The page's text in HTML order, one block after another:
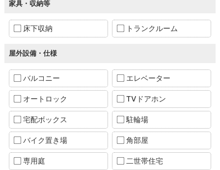
家具・収納等
床下収納 トランクルーム
屋外設備・仕様
バルコニー エレベーター
オートロック TVドアホン
宅配ボックス 駐輪場
バイク置き場 角部屋
専用庭 二世帯住宅